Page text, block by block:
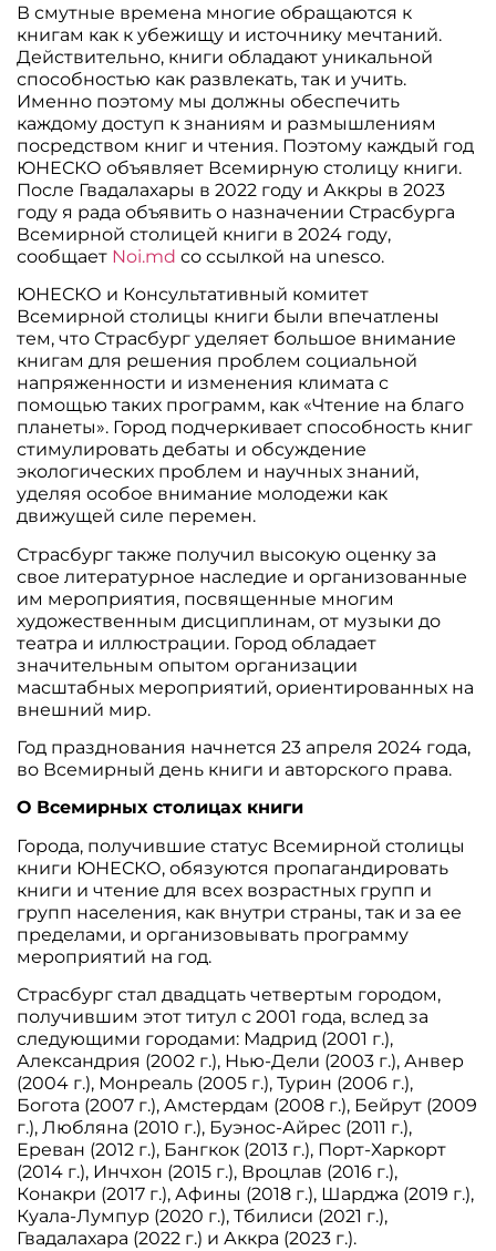
В смутные времена многие обращаются к
книгам как к убежищу и источнику мечтаний.
Действительно, книги обладают уникальной
способностью как развлекать, так и учить.
Именно поэтому мы должны обеспечить
каждому доступ к знаниям и размышлениям
посредством книг и чтения. Поэтому каждый год
ЮНЕСКО объявляет Всемирную столицу книги.
После Гвадалахары в 2022 году и Аккры в 2023
году я рада объявить о назначении Страсбурга
Всемирной столицей книги в 2024 году,
сообщает Noi.md со ссылкой на unesco.
ЮНЕСКО и Консультативный комитет
Всемирной столицы книги были впечатлены
тем, что Страсбург уделяет большое внимание
книгам для решения проблем социальной
напряженности и изменения климата с
помощью таких программ, как «Чтение на благо
планеты». Город подчеркивает способность книг
стимулировать дебаты и обсуждение
экологических проблем и научных знаний,
уделяя особое внимание молодежи как
движущей силе перемен.
Страсбург также получил высокую оценку за
свое литературное наследие и организованные
им мероприятия, посвященные многим
художественным дисциплинам, от музыки до
театра и иллюстрации. Город обладает
значительным опытом организации
масштабных мероприятий, ориентированных на
внешний мир.
Год празднования начнется 23 апреля 2024 года,
во Всемирный день книги и авторского права.
О Всемирных столицах книги
Города, получившие статус Всемирной столицы
книги ЮНЕСКО, обязуются пропагандировать
книги и чтение для всех возрастных групп и
групп населения, как внутри страны, так и за ее
пределами, и организовывать программу
мероприятий на год.
Страсбург стал двадцать четвертым городом,
получившим этот титул с 2001 года, вслед за
следующими городами: Мадрид (2001 г.),
Александрия (2002 г.), Нью-Дели (2003 г.), Анвер
(2004 г.), Монреаль (2005 г.), Турин (2006 г.),
Богота (2007 г.), Амстердам (2008 г.), Бейрут (2009
г.), Любляна (2010 г.), Буэнос-Айрес (2011 г.),
Ереван (2012 г.), Бангкок (2013 г.), Порт-Харкорт
(2014 г.), Инчхон (2015 г.), Вроцлав (2016 г.),
Конакри (2017 г.), Афины (2018 г.), Шарджа (2019 г.),
Куала-Лумпур (2020 г.), Тбилиси (2021 г.),
Гвадалахара (2022 г.) и Аккра (2023 г.).